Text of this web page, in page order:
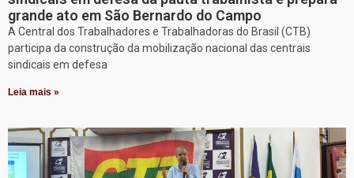
grande ato em São Bernardo do Campo
A Central dos Trabalhadores e Trabalhadoras do Brasil (CTB)
participa da construção da mobilização nacional das centrais
sindicais em defesa
Leia mais »